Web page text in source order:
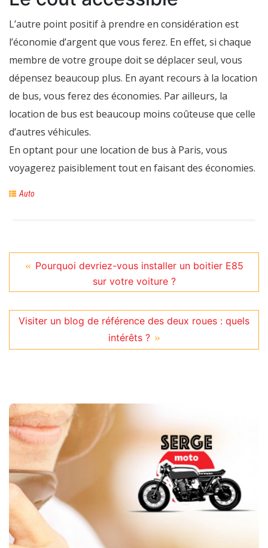
L’autre point positif à prendre en considération est
l’économie d’argent que vous ferez. En effet, si chaque
membre de votre groupe doit se déplacer seul, vous
dépensez beaucoup plus. En ayant recours à la location
de bus, vous ferez des économies. Par ailleurs, la
location de bus est beaucoup moins coûteuse que celle
d’autres véhicules.
En optant pour une location de bus à Paris, vous
voyagerez paisiblement tout en faisant des économies.
Auto
Pourquoi devriez-vous installer un boitier E85
sur votre voiture ?
Visiter un blog de référence des deux roues : quels
intérêts ?